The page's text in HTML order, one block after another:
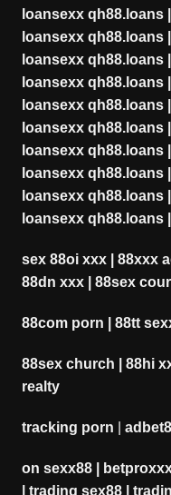
loansexx qh88.loans|
loansexx qh88.loans|
loansexx qh88.loans|
loansexx qh88.loans|
loansexx qh88.loans|
loansexx qh88.loans|
loansexx qh88.loans|
loansexx qh88.loans|
loansexx qh88.loans|
loansexx qh88.loans|
sex 88oi xxx| 88xxx
88dn xxx| 88sex
88com porn 88tt
88sex church 88hi
realty
tracking porn
on sexx88|
trading sex88|